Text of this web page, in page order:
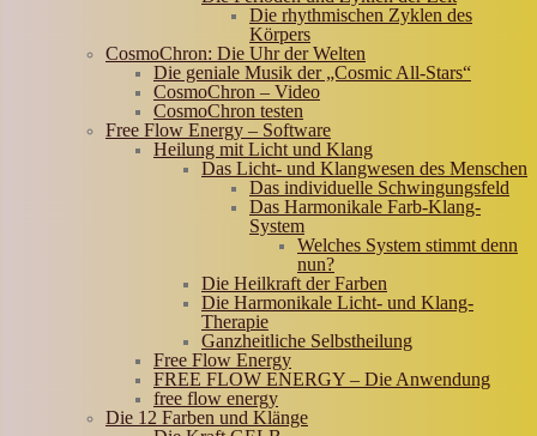
Die rhythmischen Zyklen des
Körpers
CosmoChron: Die Uhr der Welten
Die geniale Musik der „Cosmic All-Stars“
CosmoChron – Video
CosmoChron testen
Free Flow Energy – Software
Heilung mit Licht und Klang
Das Licht- und Klangwesen des Menschen
Das individuelle Schwingungsfeld
Das Harmonikale Farb-Klang-
System
Welches System stimmt denn
nun?
Die Heilkraft der Farben
Die Harmonikale Licht- und Klang-
Therapie
Ganzheitliche Selbstheilung
Free Flow Energy
FREE FLOW ENERGY – Die Anwendung
free flow energy
Die 12 Farben und Klänge